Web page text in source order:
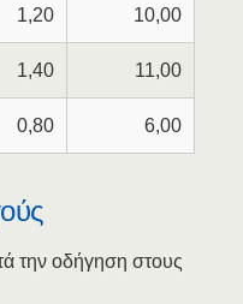
1,20 10,00
1,40 11,00
0,80 6,00
την οδήγηση στους